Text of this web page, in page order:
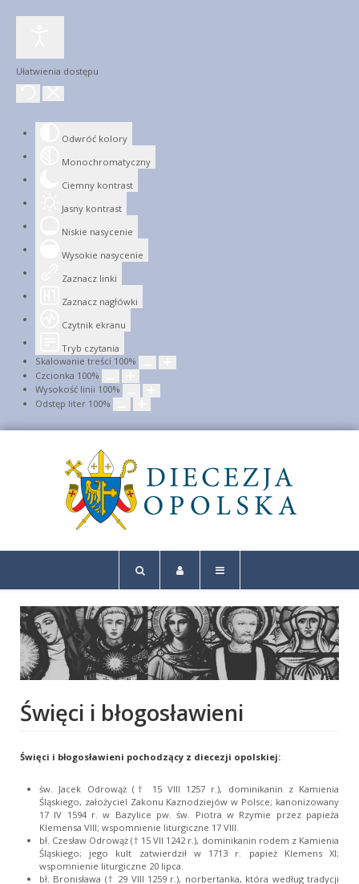
Ułatwienia dostępu
Odwróć kolory
Monochromatyczny
Ciemny kontrast
Jasny kontrast
Niskie nasycenie
Wysokie nasycenie
Zaznacz linki
Zaznacz nagłówki
Czytnik ekranu
Tryb czytania
Skalowanie treści 100%
Czcionka 100%
Wysokość linii 100%
Odstęp liter 100%
Święci i błogosławieni
Święci i błogosławieni pochodzący z diecezji opolskiej:
św. Jacek Odrowąż († 15 VIII 1257 r.), dominikanin z Kamienia
Śląskiego, założyciel Zakonu Kaznodziejów w Polsce; kanonizowany
17 IV 1594 r. w Bazylice pw. św. Piotra w Rzymie przez papieża
Klemensa VIII; wspomnienie liturgiczne 17 VIII.
bł. Czesław Odrowąż († 15 VII 1242 r.), dominikanin rodem z Kamienia
Śląskiego; jego kult zatwierdził w 1713 r. papież Klemens XI;
wspomnienie liturgiczne 20 lipca.
bł. Bronisława († 29 VIII 1259 r.), norbertanka, która według tradycji